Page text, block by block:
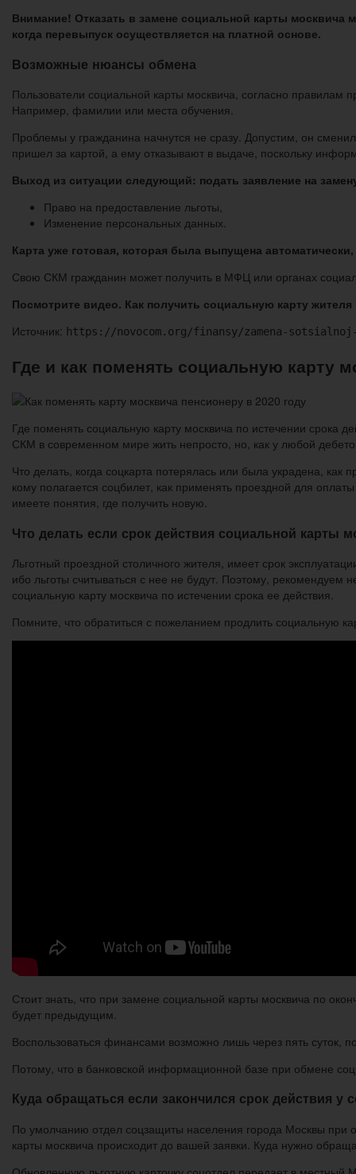
Внимание! Отказать в замене социальной карты москвича
когда перевыпуск осуществляется на платной основе.
Возможные нюансы обмена
Пользователи социальной карты москвича, согласно
Например, фамилии или места обучения.
Проблемы у гражданина начнутся не сразу. Допустим, он
пришел за картой, а ему отказывают в выдаче, поскольку
Выход из ситуации следующий: подать заявление на
Право на предоставление льготы,
Изменение персональных данных.
Карта уже готовая, которая была выпущена
Свою СКМ гражданин может получить в МФЦ или органах
Посмотрите видео. Как получить социальную карту
Источник: https://novocom.org/finansy/zamena-
Где и как поменять социальную карту
Где поменять социальную карту москвича по истечении срока
СКМ в современном мире жить непросто, но, как у любой
Что делать, когда соцкарта потерялась или была украдена,
кому полагается соцбилет, как применять проездной для
имеете понятия, где получить новую.
Что делать если срок действия социальной карты
Льготный проездной столичного жителя, имеет срок
ибо льготы считываться с нее не будут. Поэтому, рекомендуем
социальную карту москвича по истечении срока ее действия.
Помните, что обратиться с пожеланием продлить социальную
Стоит знать, что при замене социальной карты москвича по
будет предыдущим.
Воспользоваться финансами возможно лишь через пять суток,
Потому, что в банковской информационной базе при обмене
Куда обращаться если закончился срок действия у
По умолчанию отдел соцзащиты населения города Москвы при
карты москвича происходит до вашей заявки. Куда нужно